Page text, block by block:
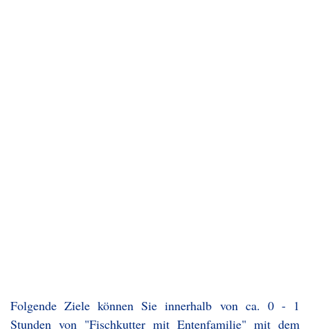
Folgende Ziele können Sie innerhalb von ca. 0 - 1
Stunden von "Fischkutter mit Entenfamilie" mit dem